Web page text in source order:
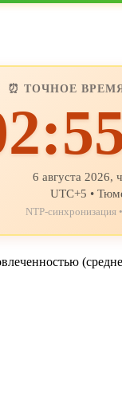
⏰ ТОЧНОЕ
6 августа 2026,
UTC+5 •
NTP-синхронизация